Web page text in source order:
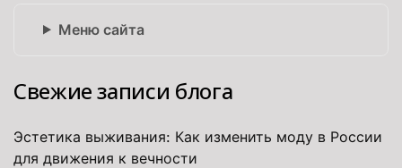
Меню сайта
Свежие записи блога
Эстетика выживания: Как изменить моду в России
для движения к вечности